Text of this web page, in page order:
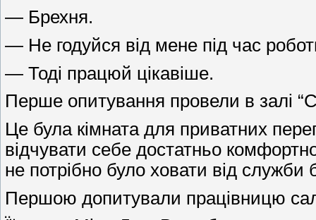
— Брехня.
— Не годуйся від мене під час
— Тоді працюй цікавіше.
Перше опитування провели в залі
Це була кімната для приватних
відчувати себе достатньо
не потрібно було ховати від служби
Першою допитували працівницю